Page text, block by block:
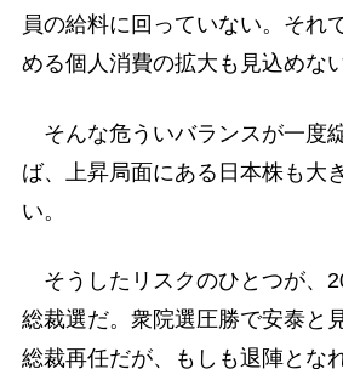
員の給料に回っていない。それ
める個人消費の拡大も見込めない
そんな危ういバランスが一度
ば、上昇局面にある日本株も大
い。
そうしたリスクのひとつが、
総裁選だ。衆院選圧勝で安泰と
総裁再任だが、もしも退陣とな